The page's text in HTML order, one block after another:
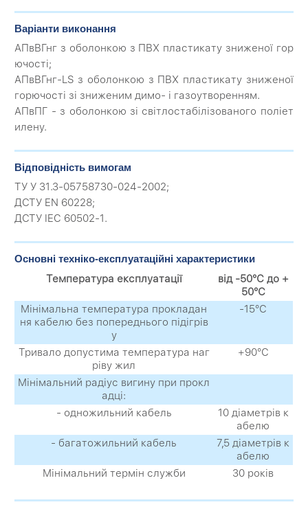
Варіанти виконання
АПвВГнг з оболонкою з ПВХ пластикату зниженої гор
ючості;
АПвВГнг-LS з оболонкою з ПВХ пластикату зниженої
горючості зі зниженим димо- і газоутворенням.
АПвПГ - з оболонкою зі світлостабілізованого поліет
илену.
Відповідність вимогам
ТУ У 31.3-05758730-024-2002;
ДСТУ EN 60228;
ДСТУ IEC 60502-1.
Основні техніко-експлуатаційні характеристики
Температура експлуатації
від -50°С до +
50°С
Мінімальна температура прокладан
ня кабелю без попереднього підігрів
у
-15°С
Тривало допустима температура наг
ріву жил
+90°С
Мінімальний радіус вигину при прокл
адці:
- одножильний кабель
10 діаметрів к
абелю
- багатожильний кабель
7,5 діаметрів к
абелю
Мінімальний термін служби
30 років